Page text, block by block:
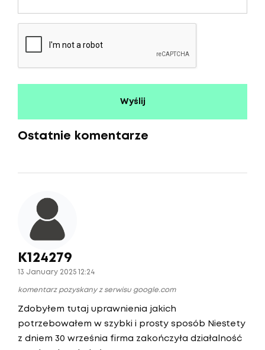
Ostatnie komentarze
K124279
13 January 2025 12:24
komentarz pozyskany z serwisu google.com
Zdobyłem tutaj uprawnienia jakich
potrzebowałem w szybki i prosty sposób Niestety
z dniem 30 września firma zakończyła działalność